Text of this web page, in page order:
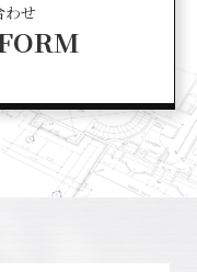
わせ